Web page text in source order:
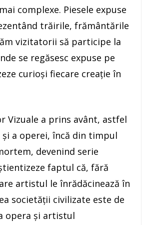
complexe. Piesele expuse
trăirile, frământările
vizitatorii să participe la
se regăsesc expuse pe
curioși fiecare creație în
Vizuale a prins avânt, astfel
a operei, încă din timpul
devenind serie
faptul că, fără
artistul le înrădăcinează în
societăţii civilizate este de
opera şi artistul